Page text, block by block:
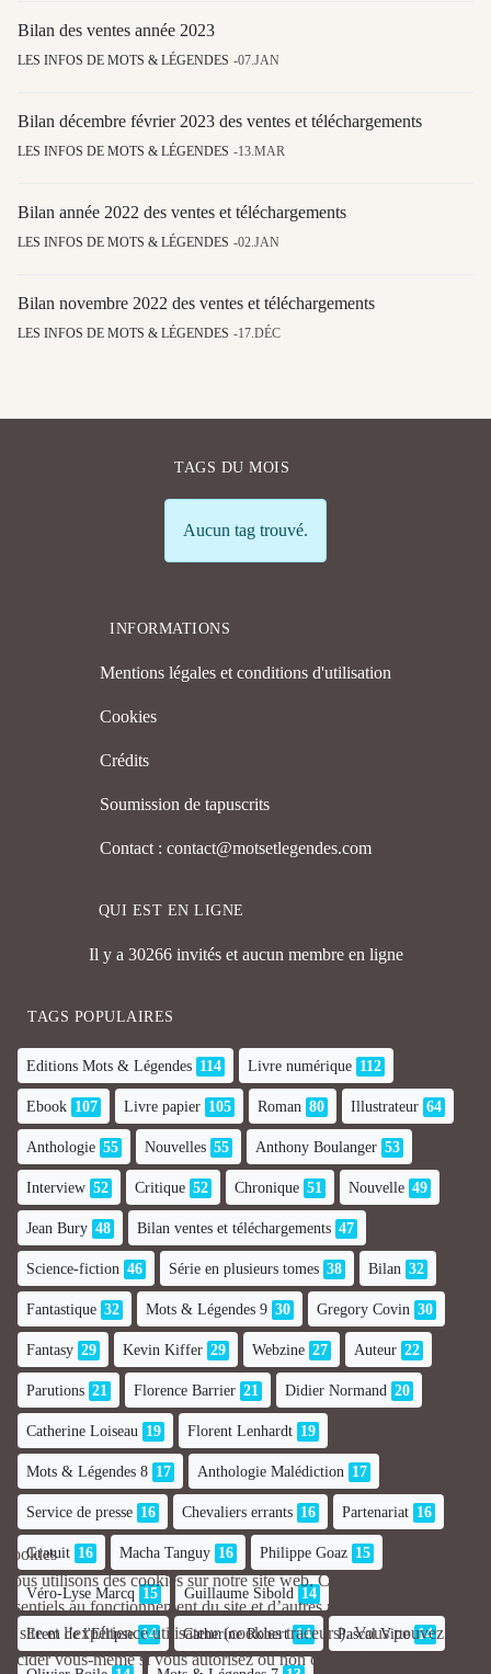
Bilan des ventes année 2023
LES INFOS DE MOTS & LÉGENDES 07.JAN
Bilan décembre février 2023 des ventes et téléchargements
LES INFOS DE MOTS & LÉGENDES 13.MAR
Bilan année 2022 des ventes et téléchargements
LES INFOS DE MOTS & LÉGENDES 02.JAN
Bilan novembre 2022 des ventes et téléchargements
LES INFOS DE MOTS & LÉGENDES 17.DÉC
TAGS DU MOIS
Info
Aucun tag trouvé.
INFORMATIONS
Mentions légales et conditions d'utilisation
Cookies
Crédits
Soumission de tapuscrits
Contact : contact@motsetlegendes.com
QUI EST EN LIGNE
Il y a 30266 invités et aucun membre en ligne
TAGS POPULAIRES
Editions Mots & Légendes 114 Livre numérique 112
Ebook 107 Livre papier 105 Roman 80 Illustrateur 64
Anthologie 55 Nouvelles 55 Anthony Boulanger 53
Interview 52 Critique 52 Chronique 51 Nouvelle 49
Jean Bury 48 Bilan ventes et téléchargements 47
Science-fiction 46 Série en plusieurs tomes 38 Bilan 32
Fantastique 32 Mots & Légendes 9 30 Gregory Covin 30
Fantasy 29 Kevin Kiffer 29 Webzine 27 Auteur 22
Parutions 21 Florence Barrier 21 Didier Normand 20
Catherine Loiseau 19 Florent Lenhardt 19
Mots & Légendes 8 17 Anthologie Malédiction 17
Service de presse 16 Chevaliers errants 16 Partenariat 16
Gratuit 16 Macha Tanguy 16 Philippe Goaz 15
Véro-Lyse Marcq 15 Guillaume Sibold 14
Erem de l'Ellipse 14 Catherine Robert 14 Pascal Vitte 14
Cookies
Nous utilisons des cookies sur notre site web. Certains d’entre eux sont
essentiels au fonctionnement du site et d’autres nous aident à améliorer
ce site et l’expérience utilisateur (cookies traceurs). Vous pouvez
décider vous-même si vous autorisez ou non ces cookies. Merci de